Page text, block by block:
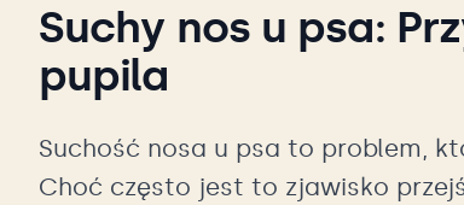
Suchy nos u psa:
pupila
Suchość nosa u psa to problem,
Choć często jest to zjawisko